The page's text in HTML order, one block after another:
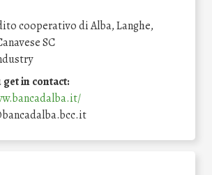
cooperativo di Alba, Langhe,
SC
in contact: